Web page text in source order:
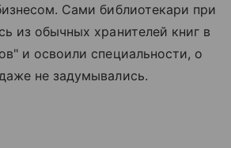
Сами библиотекари при
из обычных хранителей книг в
и освоили специальности, о
не задумывались.